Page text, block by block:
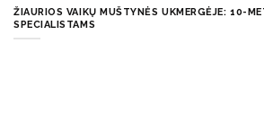
ŽIAURIOS VAIKŲ MUŠTYNĖS UKMERGĖJE: 10-
SPECIALISTAMS